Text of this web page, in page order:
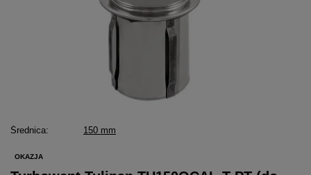
Średnica 150 mm
OKAZJA